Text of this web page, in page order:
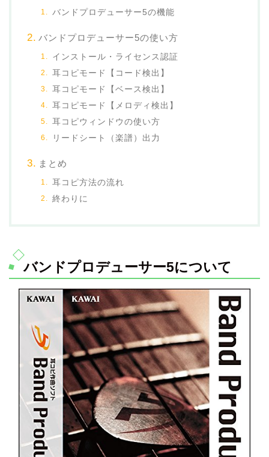
バンドプロデューサー5の機能
バンドプロデューサー5の使い方
インストール・ライセンス認証
耳コピモード【コード検出】
耳コピモード【ベース検出】
耳コピモード【メロディ検出】
耳コピウィンドウの使い方
リードシート（楽譜）出力
まとめ
耳コピ方法の流れ
終わりに
バンドプロデューサー5について